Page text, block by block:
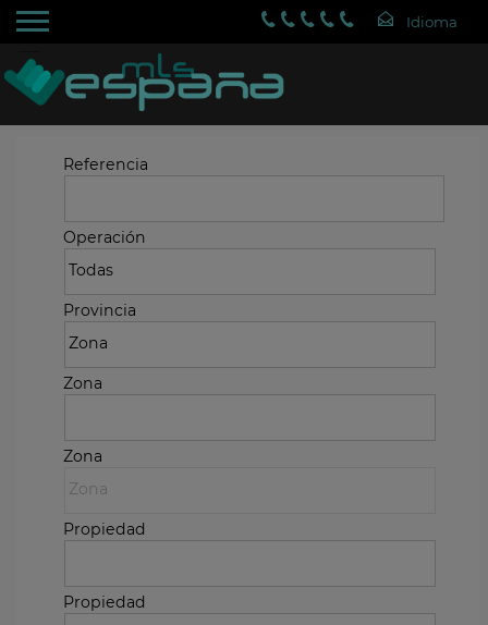
Referencia
Operación
Provincia
Zona
Zona
Propiedad
Propiedad